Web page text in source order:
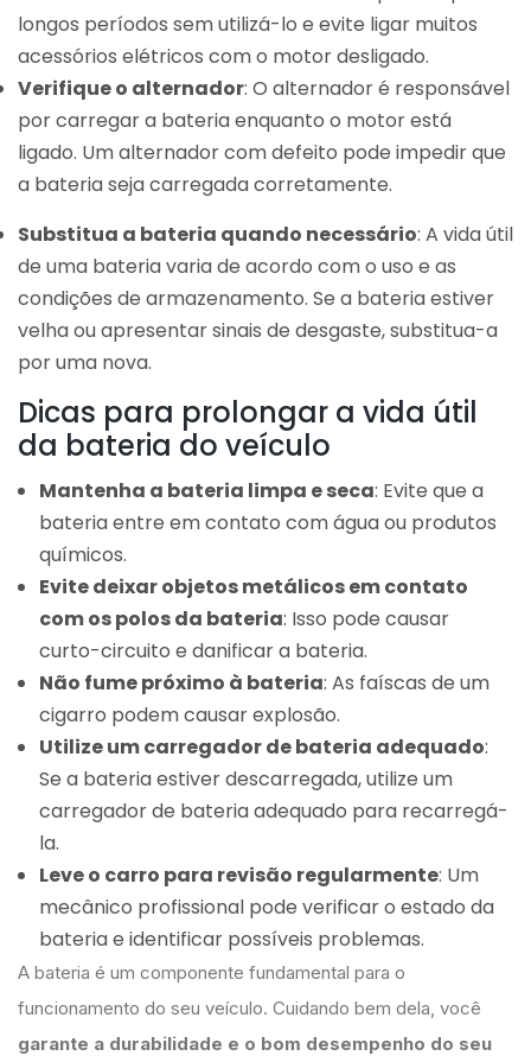
longos períodos sem utilizá-lo e evite ligar muitos
acessórios elétricos com o motor desligado.
Verifique o alternador: O alternador é responsável
por carregar a bateria enquanto o motor está
ligado. Um alternador com defeito pode impedir que
a bateria seja carregada corretamente.
Substitua a bateria quando necessário: A vida útil
de uma bateria varia de acordo com o uso e as
condições de armazenamento. Se a bateria estiver
velha ou apresentar sinais de desgaste, substitua-a
por uma nova.
Dicas para prolongar a vida útil
da bateria do veículo
Mantenha a bateria limpa e seca: Evite que a
bateria entre em contato com água ou produtos
químicos.
Evite deixar objetos metálicos em contato
com os polos da bateria: Isso pode causar
curto-circuito e danificar a bateria.
Não fume próximo à bateria: As faíscas de um
cigarro podem causar explosão.
Utilize um carregador de bateria adequado:
Se a bateria estiver descarregada, utilize um
carregador de bateria adequado para recarregá-
la.
Leve o carro para revisão regularmente: Um
mecânico profissional pode verificar o estado da
bateria e identificar possíveis problemas.
A bateria é um componente fundamental para o
funcionamento do seu veículo. Cuidando bem dela, você
garante a durabilidade e o bom desempenho do seu